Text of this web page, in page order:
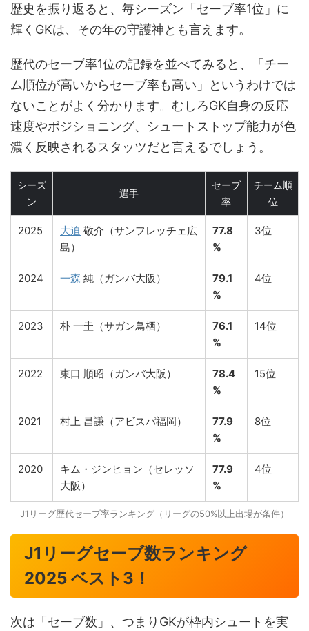
歴史を振り返ると、毎シーズン「セーブ率1位」に
輝くGKは、その年の守護神とも言えます。
歴代のセーブ率1位の記録を並べてみると、「チー
ム順位が高いからセーブ率も高い」というわけでは
ないことがよく分かります。むしろGK自身の反応
速度やポジショニング、シュートストップ能力が色
濃く反映されるスタッツだと言えるでしょう。
シーズ
ン
選手
セーブ
率
チーム順
位
2025 大迫 敬介（サンフレッチェ広
島）
77.8
%
3位
2024 一森 純（ガンバ大阪）
79.1
%
4位
2023 朴 一圭（サガン鳥栖）
76.1
%
14位
2022 東口 順昭（ガンバ大阪）
78.4
%
15位
2021 村上 昌謙（アビスパ福岡）
77.9
%
8位
2020
キム・ジンヒョン（セレッソ
大阪）
77.9
%
4位
J1リーグ歴代セーブ率ランキング（リーグの50%以上出場が条件）
J1リーグセーブ数ランキング
2025 ベスト3！
次は「セーブ数」、つまりGKが枠内シュートを実